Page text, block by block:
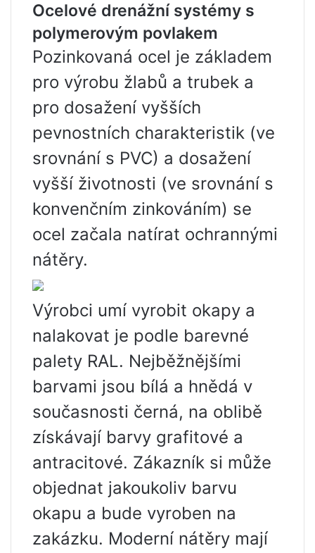
Ocelové drenážní systémy s
polymerovým povlakem
Pozinkovaná ocel je základem
pro výrobu žlabů a trubek a
pro dosažení vyšších
pevnostních charakteristik (ve
srovnání s PVC) a dosažení
vyšší životnosti (ve srovnání s
konvenčním zinkováním) se
ocel začala natírat ochrannými
nátěry.
Výrobci umí vyrobit okapy a
nalakovat je podle barevné
palety RAL. Nejběžnějšími
barvami jsou bílá a hnědá v
současnosti černá, na oblibě
získávají barvy grafitové a
antracitové. Zákazník si může
objednat jakoukoliv barvu
okapu a bude vyroben na
zakázku. Moderní nátěry mají